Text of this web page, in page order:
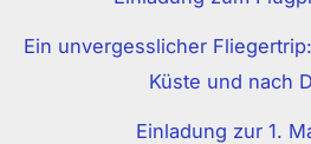
Ein unvergesslicher
Küste und nach
Einladung zur 1.